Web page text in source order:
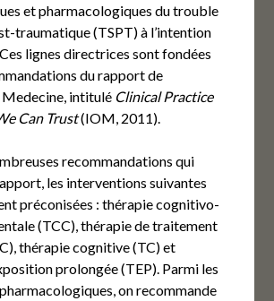
et pharmacologiques du trouble
traumatique (TSPT) à l’intention
lignes directrices sont fondées
du rapport de
intitulé Clinical Practice
Can Trust(IOM, 2011).
recommandations qui
les interventions suivantes
préconisées : thérapie cognitivo-
(TCC), thérapie de traitement
thérapie cognitive (TC) et
prolongée (TEP). Parmi les
on recommande